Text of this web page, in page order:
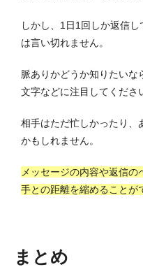
しかし、1日1回しか返信
は言い切れません。
脈ありかどうか知りたいな
文字などに注目してくださ
相手はただ忙しかったり、
かもしれません。
メッセージの内容や返信
手との距離を縮めることが
まとめ